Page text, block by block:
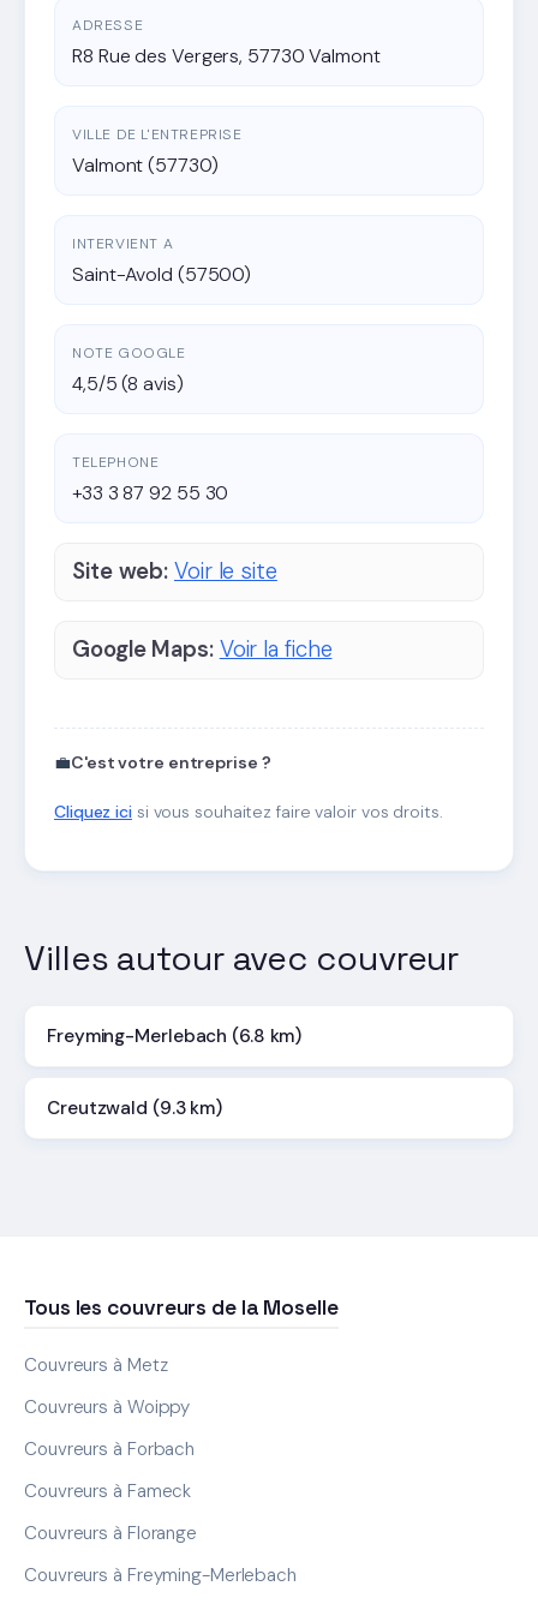
ADRESSE
R8 Rue des Vergers, 57730 Valmont
VILLE DE L'ENTREPRISE
Valmont (57730)
INTERVIENT A
Saint-Avold (57500)
NOTE GOOGLE
4,5/5 (8 avis)
TELEPHONE
+33 3 87 92 55 30
Site web: Voir le site
Google Maps: Voir la fiche
💼C'est votre entreprise ?
Cliquez icisi vous souhaitez faire valoir vos droits.
Villes autour avec couvreur
Freyming-Merlebach (6.8 km)
Creutzwald (9.3 km)
Tous les couvreurs de la Moselle
Couvreurs à Metz
Couvreurs à Woippy
Couvreurs à Forbach
Couvreurs à Fameck
Couvreurs à Florange
Couvreurs à Freyming-Merlebach